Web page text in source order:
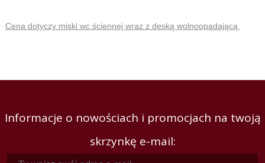
Cena dotyczy miski wc ściennej wraz z deską wolnoopadającą
Informacje o nowościach i promocjach na twoją
skrzynkę e-mail: